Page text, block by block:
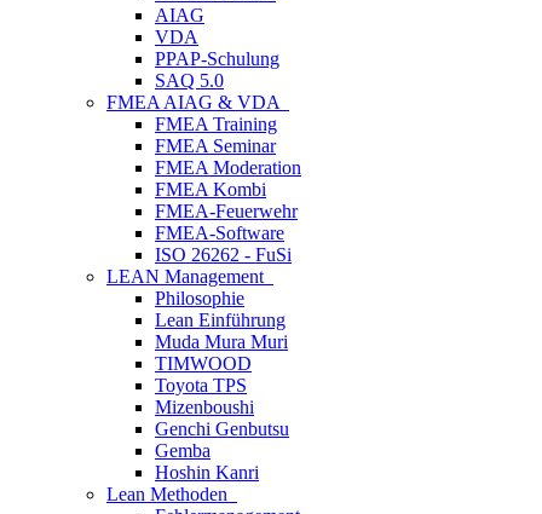
AIAG
VDA
PPAP-Schulung
SAQ 5.0
FMEA AIAG & VDA
FMEA Training
FMEA Seminar
FMEA Moderation
FMEA Kombi
FMEA-Feuerwehr
FMEA-Software
ISO 26262 - FuSi
LEAN Management
Philosophie
Lean Einführung
Muda Mura Muri
TIMWOOD
Toyota TPS
Mizenboushi
Genchi Genbutsu
Gemba
Hoshin Kanri
Lean Methoden